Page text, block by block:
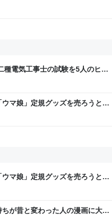
種電気工事士の試験を5人のヒロ
本番形式CBT模擬試験”で本格的
マ娘」定規グッズを売ろうとす
に抵触、販売見送りに
マ娘」定規グッズを売ろうとす
に抵触、販売見送りに
が昔と変わった人の漫画に大反